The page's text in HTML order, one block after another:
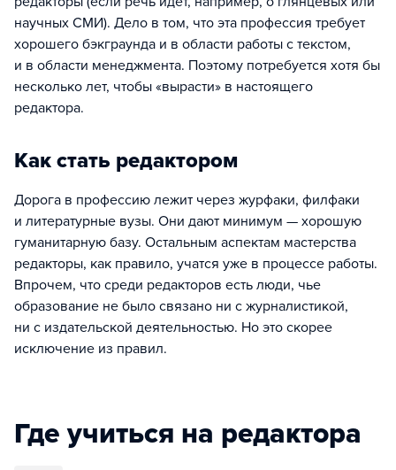
научных СМИ). Дело в том, что эта профессия требует
хорошего бэкграунда и в области работы с текстом,
и в области менеджмента. Поэтому потребуется хотя бы
несколько лет, чтобы «вырасти» в настоящего
редактора.
Как стать редактором
Дорога в профессию лежит через журфаки, филфаки
и литературные вузы. Они дают минимум — хорошую
гуманитарную базу. Остальным аспектам мастерства
редакторы, как правило, учатся уже в процессе работы.
Впрочем, что среди редакторов есть люди, чье
образование не было связано ни с журналистикой,
ни с издательской деятельностью. Но это скорее
исключение из правил.
Где учиться на редактора